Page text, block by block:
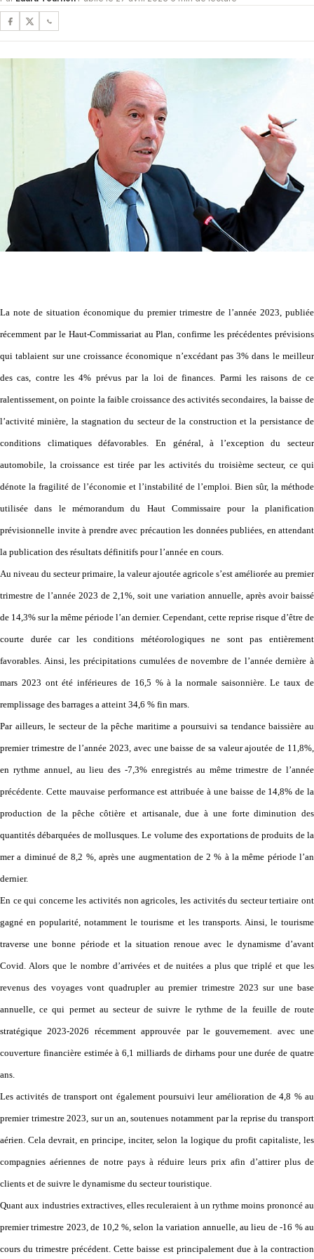
La note de situation économique du premier trimestre de l’année 2023, publiée
récemment par le Haut-Commissariat au Plan, confirme les précédentes prévisions
qui tablaient sur une croissance économique n’excédant pas 3% dans le meilleur
des cas, contre les 4% prévus par la loi de finances. Parmi les raisons de ce
ralentissement, on pointe la faible croissance des activités secondaires, la baisse de
l’activité minière, la stagnation du secteur de la construction et la persistance de
conditions climatiques défavorables. En général, à l’exception du secteur
automobile, la croissance est tirée par les activités du troisième secteur, ce qui
dénote la fragilité de l’économie et l’instabilité de l’emploi. Bien sûr, la méthode
utilisée dans le mémorandum du Haut Commissaire pour la planification
prévisionnelle invite à prendre avec précaution les données publiées, en attendant
la publication des résultats définitifs pour l’année en cours.
Au niveau du secteur primaire, la valeur ajoutée agricole s’est améliorée au premier
trimestre de l’année 2023 de 2,1%, soit une variation annuelle, après avoir baissé
de 14,3% sur la même période l’an dernier. Cependant, cette reprise risque d’être de
courte durée car les conditions météorologiques ne sont pas entièrement
favorables. Ainsi, les précipitations cumulées de novembre de l’année dernière à
mars 2023 ont été inférieures de 16,5 % à la normale saisonnière. Le taux de
remplissage des barrages a atteint 34,6 % fin mars.
Par ailleurs, le secteur de la pêche maritime a poursuivi sa tendance baissière au
premier trimestre de l’année 2023, avec une baisse de sa valeur ajoutée de 11,8%,
en rythme annuel, au lieu des -7,3% enregistrés au même trimestre de l’année
précédente. Cette mauvaise performance est attribuée à une baisse de 14,8% de la
production de la pêche côtière et artisanale, due à une forte diminution des
quantités débarquées de mollusques. Le volume des exportations de produits de la
mer a diminué de 8,2 %, après une augmentation de 2 % à la même période l’an
dernier.
En ce qui concerne les activités non agricoles, les activités du secteur tertiaire ont
gagné en popularité, notamment le tourisme et les transports. Ainsi, le tourisme
traverse une bonne période et la situation renoue avec le dynamisme d’avant
Covid. Alors que le nombre d’arrivées et de nuitées a plus que triplé et que les
revenus des voyages vont quadrupler au premier trimestre 2023 sur une base
annuelle, ce qui permet au secteur de suivre le rythme de la feuille de route
stratégique 2023-2026 récemment approuvée par le gouvernement. avec une
couverture financière estimée à 6,1 milliards de dirhams pour une durée de quatre
ans.
Les activités de transport ont également poursuivi leur amélioration de 4,8 % au
premier trimestre 2023, sur un an, soutenues notamment par la reprise du transport
aérien. Cela devrait, en principe, inciter, selon la logique du profit capitaliste, les
compagnies aériennes de notre pays à réduire leurs prix afin d’attirer plus de
clients et de suivre le dynamisme du secteur touristique.
Quant aux industries extractives, elles reculeraient à un rythme moins prononcé au
premier trimestre 2023, de 10,2 %, selon la variation annuelle, au lieu de -16 % au
cours du trimestre précédent. Cette baisse est principalement due à la contraction